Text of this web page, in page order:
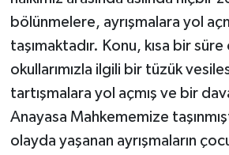
bölünmelere, ayrışmalara yol
taşımaktadır. Konu, kısa bir süre
okullarımızla ilgili bir tüzük
tartışmalara yol açmış ve bir
Anayasa Mahkememize
olayda yaşanan ayrışmaların